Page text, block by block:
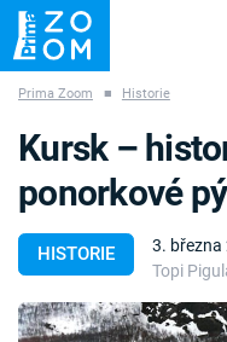
ZÁHADY VETŘELCI
Témata
Prima Zoom ■ Historie
HISTORIE
3. března
Topi
Kursk –
ponorkové